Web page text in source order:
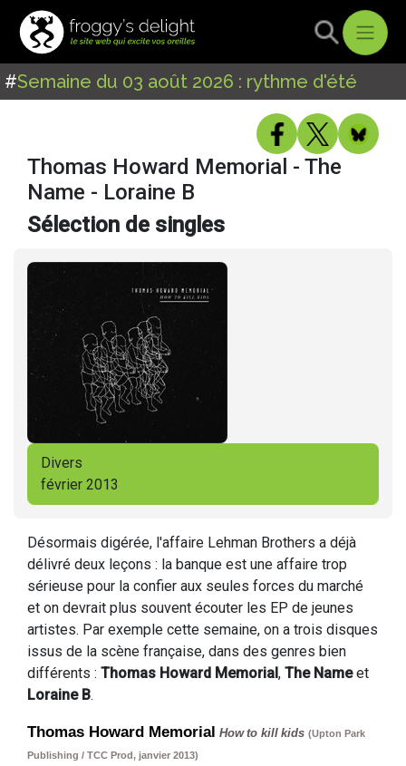
#Semaine du 03 août 2026 : rythme d'été
Thomas Howard Memorial - The
Name - Loraine B
Sélection de singles
Divers
février 2013
Désormais digérée, l'affaire Lehman Brothers a déjà
délivré deux leçons : la banque est une affaire trop
sérieuse pour la confier aux seules forces du marché
et on devrait plus souvent écouter les EP de jeunes
artistes. Par exemple cette semaine, on a trois disques
issus de la scène française, dans des genres bien
différents : Thomas Howard Memorial, The Nameet
Loraine B.
Thomas Howard Memorial How to kill kids (Upton Park
Publishing / TCC Prod, janvier 2013)